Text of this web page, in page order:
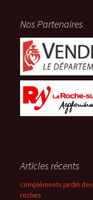
Nos Partenaires
Articles récents
compléments jardin des
roches